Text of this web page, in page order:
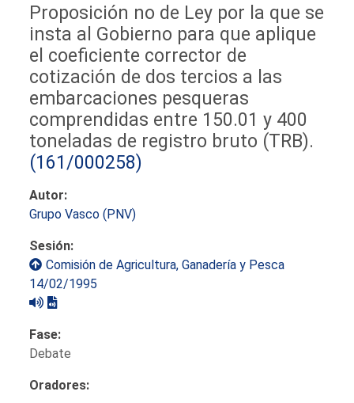
Proposición no de Ley por la que se
insta al Gobierno para que aplique
el coeficiente corrector de
cotización de dos tercios a las
embarcaciones pesqueras
comprendidas entre 150.01 y 400
toneladas de registro bruto (TRB).
(161/000258)
Autor:
Grupo Vasco (PNV)
Sesión:
Comisión de Agricultura, Ganadería y Pesca
14/02/1995
Fase:
Debate
Oradores: